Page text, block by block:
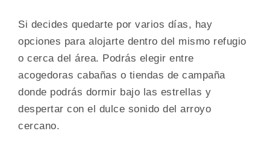
Si decides quedarte por varios días, hay
opciones para alojarte dentro del mismo refugio
o cerca del área. Podrás elegir entre
acogedoras cabañas o tiendas de campaña
donde podrás dormir bajo las estrellas y
despertar con el dulce sonido del arroyo
cercano.